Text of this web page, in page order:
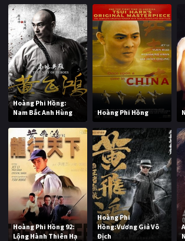
Hoàng Phi Hồng:
Nam Bắc Anh Hùng
Hoàng Phi Hồng
Hoàng Phi Hồng 92:
Lộng Hành Thiên Hạ
Hoàng Phi
Hồng:Vương Giả Vô
Địch